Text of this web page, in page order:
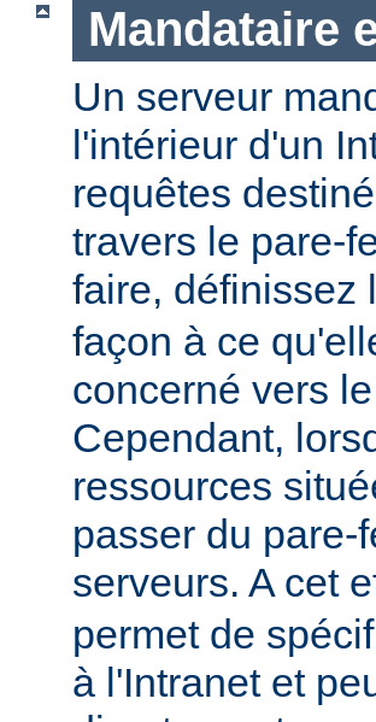
Mandataire
Un serveur
l'intérieur d'un
requêtes
travers le pare-
faire,
façon à ce
concerné vers
Cependant,
ressources
passer du pare-
serveurs. A cet
permet de
à l'Intranet et